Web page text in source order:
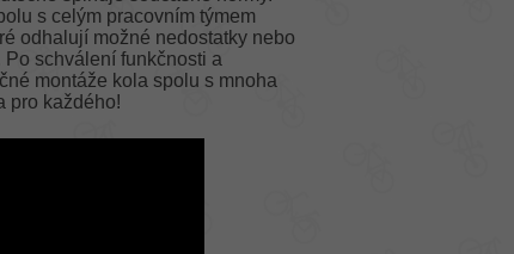
s celým pracovním týmem
odhalují možné nedostatky nebo
schválení funkčnosti a
montáže kola spolu s mnoha
pro každého!